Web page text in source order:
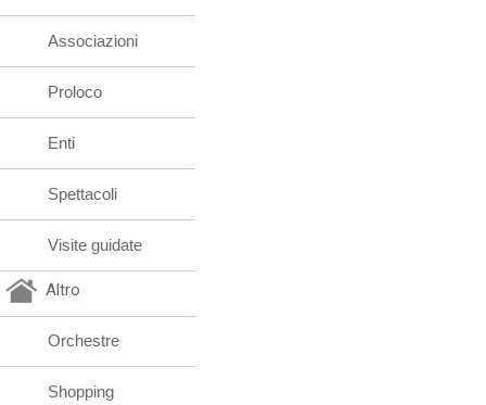
Associazioni
Proloco
Enti
Spettacoli
Visite guidate
Altro
Orchestre
Shopping